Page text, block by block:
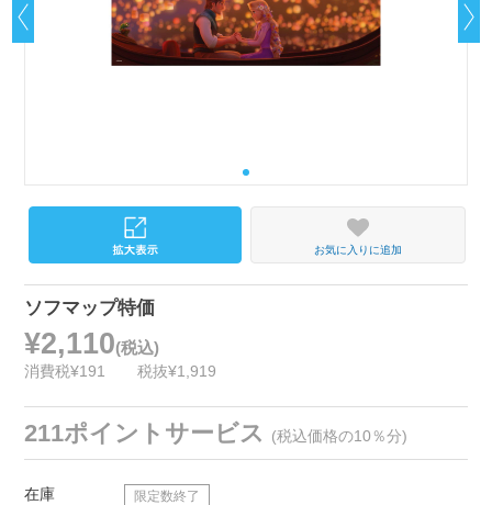
お気に入りに追加
ソフマップ特価
¥2,110(税込)
消費税¥191 税抜¥1,919
211ポイントサービス (税込価格の10％分)
在庫 限定数終了